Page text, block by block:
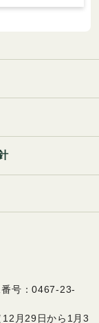
号：0467-23-
月29日から1月3